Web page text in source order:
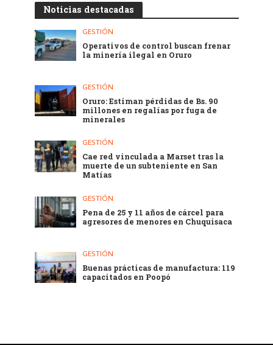
Noticias destacadas
GESTIÓN
Operativos de control buscan frenar
la minería ilegal en Oruro
GESTIÓN
Oruro: Estiman pérdidas de Bs. 90
millones en regalías por fuga de
minerales
GESTIÓN
Cae red vinculada a Marset tras la
muerte de un subteniente en San
Matías
GESTIÓN
Pena de 25 y 11 años de cárcel para
agresores de menores en Chuquisaca
GESTIÓN
Buenas prácticas de manufactura: 119
capacitados en Poopó